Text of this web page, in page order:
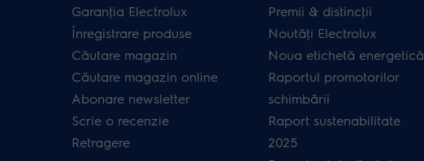
Garanţia Electrolux
Înregistrare produse
Căutare magazin
Căutare magazin online
Abonare newsletter
Scrie o recenzie
Retragere
Premii & distincţii
Noutăţi Electrolux
Noua etichetă energetică
Raportul promotorilor
schimbării
Raport sustenabilitate
2025